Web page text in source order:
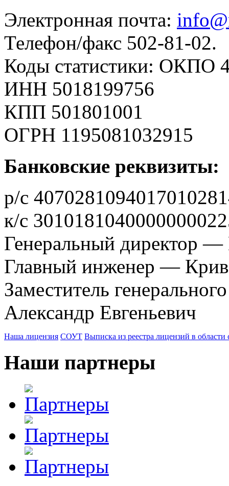
Электронная почта:
Телефон/факс 502-81-02.
Коды статистики: ОКПО
ИНН 5018199756
КПП 501801001
ОГРН 1195081032915
Банковские реквизиты:
р/с
к/с
Генеральный директор —
Главный инженер —
Заместитель
Александр Евгеньевич
Наша лицензия СОУТ Выписка из реестра лицензий в области
Наши партнеры